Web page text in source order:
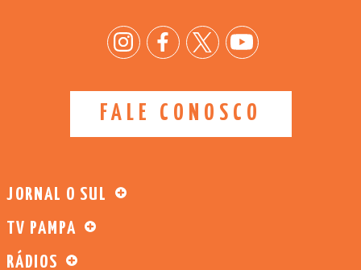
FALE CONOSCO
JORNAL O SUL
TV PAMPA
RÁDIOS